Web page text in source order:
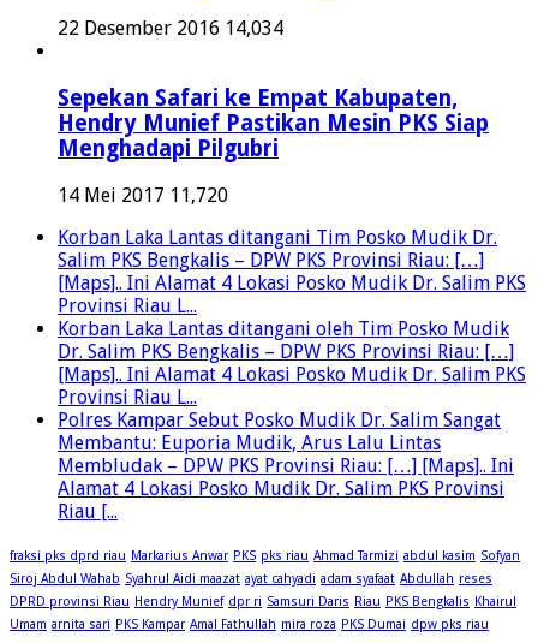
22 Desember 2016 14,034
Sepekan Safari ke Empat Kabupaten,
Hendry Munief Pastikan Mesin PKS Siap
Menghadapi Pilgubri
14 Mei 2017 11,720
Korban Laka Lantas ditangani Tim Posko Mudik Dr.
Salim PKS Bengkalis – DPW PKS Provinsi Riau: […]
[Maps].. Ini Alamat 4 Lokasi Posko Mudik Dr. Salim PKS
Provinsi Riau L...
Korban Laka Lantas ditangani oleh Tim Posko Mudik
Dr. Salim PKS Bengkalis – DPW PKS Provinsi Riau: […]
[Maps].. Ini Alamat 4 Lokasi Posko Mudik Dr. Salim PKS
Provinsi Riau L...
Polres Kampar Sebut Posko Mudik Dr. Salim Sangat
Membantu: Euporia Mudik, Arus Lalu Lintas
Membludak – DPW PKS Provinsi Riau: […] [Maps].. Ini
Alamat 4 Lokasi Posko Mudik Dr. Salim PKS Provinsi
Riau [...
fraksi pks dprd riau Markarius Anwar PKS pks riau Ahmad Tarmizi abdul kasim Sofyan
Siroj Abdul Wahab Syahrul Aidi maazat ayat cahyadi adam syafaat Abdullah reses
DPRD provinsi Riau Hendry Munief dpr ri Samsuri Daris Riau PKS Bengkalis Khairul
Umam arnita sari PKS Kampar Amal Fathullah mira roza PKS Dumai dpw pks riau